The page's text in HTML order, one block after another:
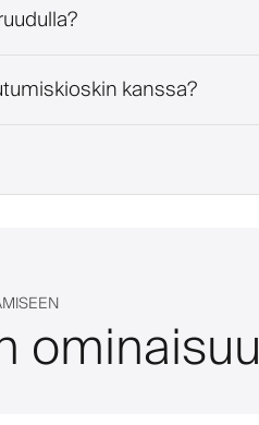
kanssa?